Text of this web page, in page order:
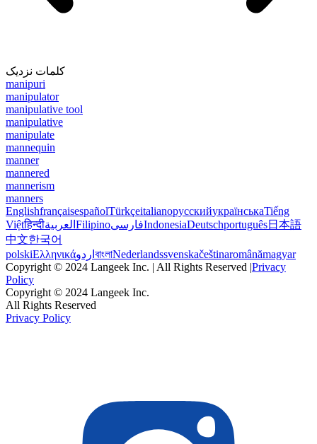
کلمات نزدیک
manipuri
manipulator
manipulative tool
manipulative
manipulate
mannequin
manner
mannered
mannerism
manners
EnglishfrançaisespañolTürkçeitalianoрусскийукраїнськаTiếng
Việtहिन्दीالعربية FilipinoفارسیIndonesiaDeutschportuguês日本語
中文한국어
polskiΕλληνικάاردو বাংলাNederlandssvenskačeštinaromânămagyar
Copyright © 2024 Langeek Inc. | All Rights Reserved |Privacy
Policy
Copyright © 2024 Langeek Inc.
All Rights Reserved
Privacy Policy